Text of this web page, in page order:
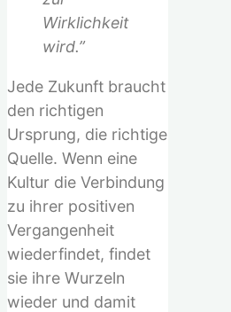
Wirklichkeit
wird.”
Jede Zukunft braucht
den richtigen
Ursprung, die richtige
Quelle. Wenn eine
Kultur die Verbindung
zu ihrer positiven
Vergangenheit
wiederfindet, findet
sie ihre Wurzeln
wieder und damit